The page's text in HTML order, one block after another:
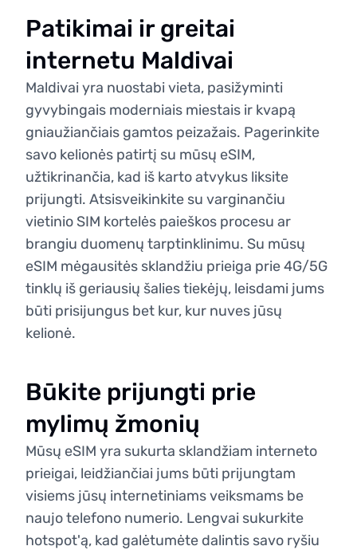
Patikimai ir greitai
internetu Maldivai
Maldivai yra nuostabi vieta, pasižyminti
gyvybingais moderniais miestais ir kvapą
gniaužiančiais gamtos peizažais. Pagerinkite
savo kelionės patirtį su mūsų eSIM,
užtikrinančia, kad iš karto atvykus liksite
prijungti. Atsisveikinkite su varginančiu
vietinio SIM kortelės paieškos procesu ar
brangiu duomenų tarptinklinimu. Su mūsų
eSIM mėgausitės sklandžiu prieiga prie 4G/5G
tinklų iš geriausių šalies tiekėjų, leisdami jums
būti prisijungus bet kur, kur nuves jūsų
kelionė.
Būkite prijungti prie
mylimų žmonių
Mūsų eSIM yra sukurta sklandžiam interneto
prieigai, leidžiančiai jums būti prijungtam
visiems jūsų internetiniams veiksmams be
naujo telefono numerio. Lengvai sukurkite
hotspot'ą, kad galėtumėte dalintis savo ryšiu